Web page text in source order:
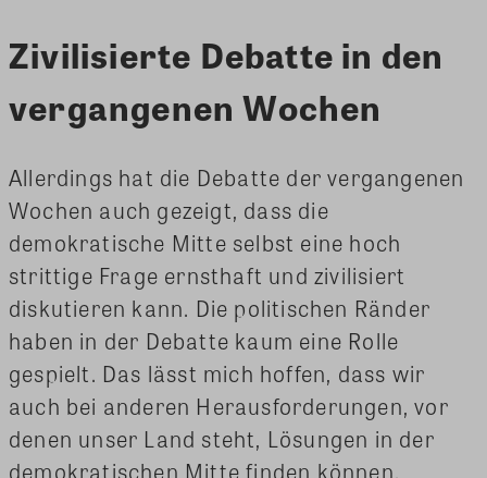
Zivilisierte Debatte in den
vergangenen Wochen
Allerdings hat die Debatte der vergangenen
Wochen auch gezeigt, dass die
demokratische Mitte selbst eine hoch
strittige Frage ernsthaft und zivilisiert
diskutieren kann. Die politischen Ränder
haben in der Debatte kaum eine Rolle
gespielt. Das lässt mich hoffen, dass wir
auch bei anderen Herausforderungen, vor
denen unser Land steht, Lösungen in der
demokratischen Mitte finden können.